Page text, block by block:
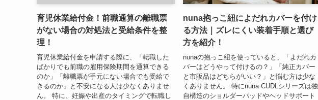
育児休業給付金！前職通算の離職票
がない場合の対処法と受給条件を整
理！
育児休業給付金を申請する際に、「転職した
ばかりでも前職の雇用保険期間を通算できる
のか」「離職票が手元にない場合でも受給で
きるのか」と不安になる人は少なくありませ
ん。 特に、妊娠や出産のタイミングで転職し
nuna抱っこ紐によだれカバーを付け
る方法｜ズレにくい装着手順と選び
方を紹介！
nunaの抱っこ紐を使っていると、「よだれカ
バーはどうやって付けるの？」「純正カバー
と市販品はどちらがいい？」と悩む方は少な
くありません。 特にnuna CUDLシリーズは独
自構造のショルダーパッドやヘッドサポート